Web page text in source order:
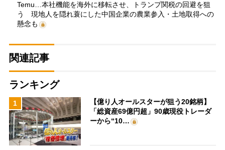
Temu…本社機能を海外に移転させ、トランプ関税の回避を狙
う 現地人を隠れ蓑にした中国企業の農業参入・土地取得への
懸念も
関連記事
ランキング
1
【億り人オールスターが狙う20銘柄】
「総資産69億円超」90歳現役トレーダ
ーから“10…